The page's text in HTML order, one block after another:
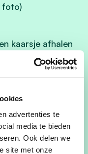
advertenties te
media te bieden
Ook delen we
site met onze
foto)
om ook thuis
en daarvan
met de